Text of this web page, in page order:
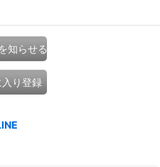
知らせる
入り登録